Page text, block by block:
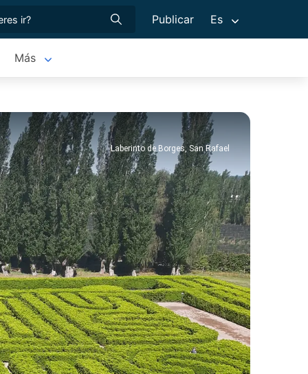
Publicar Es
Más
Laberinto de Borges, San Rafael